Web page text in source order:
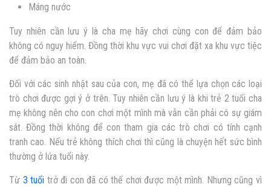
Máng nước
Tuy nhiên cần lưu ý là cha mẹ hãy chơi cùng con để đảm bảo
không có nguy hiểm. Đồng thời khu vực vui chơi đặt xa khu vực tiệc
để đảm bảo an toàn.
Đối với các sinh nhật sau của con, mẹ đã có thể lựa chọn các loại
trò chơi được gợi ý ở trên. Tuy nhiên cần lưu ý là khi trẻ 2 tuổi cha
mẹ không nên cho con chơi một mình mà vẫn cần phải có sự giám
sát. Đồng thời không để con tham gia các trò chơi có tính cạnh
tranh cao. Nếu trẻ không thích chơi thì cũng là chuyện hết sức bình
thường ở lứa tuổi này.
Từ 3 tuổi trở đi con đã có thể chơi được một mình. Nhưng cũng vì